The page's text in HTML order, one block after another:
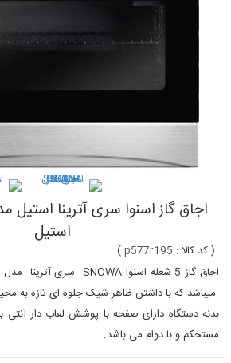
استیل
(کد کالا : p577r195
)
میباشد که با داشتن ظاهر شیک جلوه ای تازه به
بدنه دستگاه دارای صفحه با پوشش لعاب دار آنتی
مستحکم و با دوام می باشد.